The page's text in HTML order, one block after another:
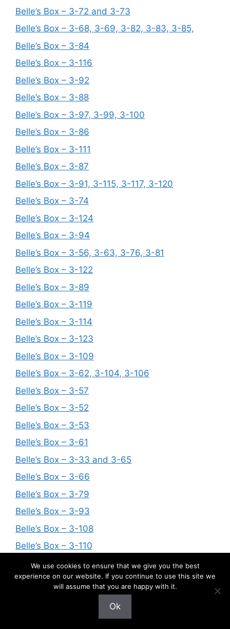
Belle’s Box – 3-72 and 3-73
Belle’s Box – 3-68, 3-69, 3-82, 3-83, 3-85,
Belle’s Box – 3-84
Belle’s Box – 3-116
Belle’s Box – 3-92
Belle’s Box – 3-88
Belle’s Box – 3-97, 3-99, 3-100
Belle’s Box – 3-86
Belle’s Box – 3-111
Belle’s Box – 3-87
Belle’s Box – 3-91, 3-115, 3-117, 3-120
Belle’s Box – 3-74
Belle’s Box – 3-124
Belle’s Box – 3-94
Belle’s Box – 3-56, 3-63, 3-76, 3-81
Belle’s Box – 3-122
Belle’s Box – 3-89
Belle’s Box – 3-119
Belle’s Box – 3-114
Belle’s Box – 3-123
Belle’s Box – 3-109
Belle’s Box – 3-62, 3-104, 3-106
Belle’s Box – 3-57
Belle’s Box – 3-52
Belle’s Box – 3-53
Belle’s Box – 3-61
Belle’s Box – 3-33 and 3-65
Belle’s Box – 3-66
Belle’s Box – 3-79
Belle’s Box – 3-93
Belle’s Box – 3-108
Belle’s Box – 3-110
Belle’s Box – 3-125
Belle’s Box – 3-90
We use cookies to ensure that we give you the best
experience on our website. If you continue to use this site we
will assume that you are happy with it.
Ok